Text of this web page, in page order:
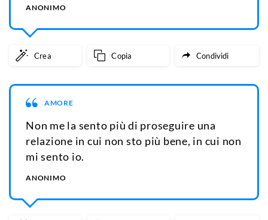
ANONIMO
Crea Copia Condividi
AMORE
Non me la sento più di proseguire una
relazione in cui non sto più bene, in cui non
mi sento io.
ANONIMO